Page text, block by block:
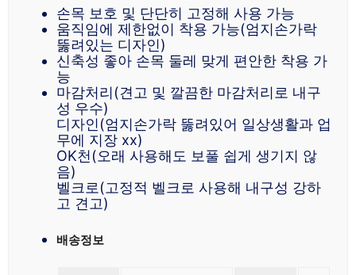
손목 보호 및 단단히 고정해 사용 가능
움직임에 제한없이 착용 가능(엄지손가락
뚫려있는 디자인)
신축성 좋아 손목 둘레 맞게 편안한 착용 가
능
마감처리(견고 및 깔끔한 마감처리로 내구
성 우수)
디자인(엄지손가락 뚫려있어 일상생활과 업
무에 지장 xx)
OK천(오래 사용해도 보풀 쉽게 생기지 않
음)
벨크로(고정적 벨크로 사용해 내구성 강하
고 견고)
배송정보